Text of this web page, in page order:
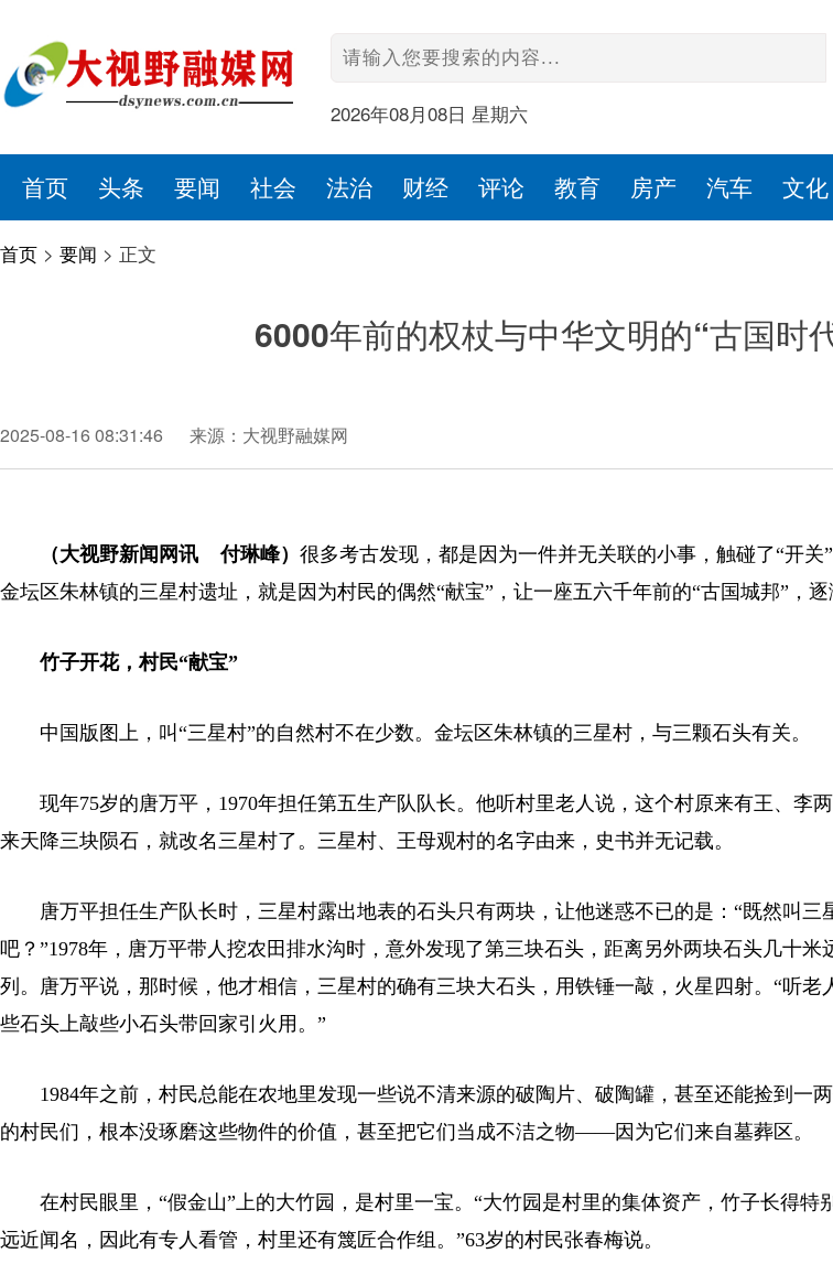
2026年08月08日 星期六
首页 头条 要闻 社会 法治 财经 评论 教育 房产 汽车 文化
首页 > 要闻 > 正文
6000年前的权杖与中华文明的“古国
2025-08-16 08:31:46 来源：大视野融媒网
（大视野新闻网讯 付琳峰） 很多考古发现，都是因为一件并无关联的小事，触碰了“开关
金坛区朱林镇的三星村遗址，就是因为村民的偶然“献宝”，让一座五六千年前的“古国城邦”，逐
竹子开花，村民“献宝”
中国版图上，叫“三星村”的自然村不在少数。金坛区朱林镇的三星村，与三颗石头有关。
现年75岁的唐万平，1970年担任第五生产队队长。他听村里老人说，这个村原来有王、李
来天降三块陨石，就改名三星村了。三星村、王母观村的名字由来，史书并无记载。
唐万平担任生产队长时，三星村露出地表的石头只有两块，让他迷惑不已的是：“既然叫三
吧？”1978年，唐万平带人挖农田排水沟时，意外发现了第三块石头，距离另外两块石头几十米
列。唐万平说，那时候，他才相信，三星村的确有三块大石头，用铁锤一敲，火星四射。“听老
些石头上敲些小石头带回家引火用。”
1984年之前，村民总能在农地里发现一些说不清来源的破陶片、破陶罐，甚至还能捡到一
的村民们，根本没琢磨这些物件的价值，甚至把它们当成不洁之物——因为它们来自墓葬区。
在村民眼里，“假金山”上的大竹园，是村里一宝。“大竹园是村里的集体资产，竹子长得特
远近闻名，因此有专人看管，村里还有篾匠合作组。”63岁的村民张春梅说。